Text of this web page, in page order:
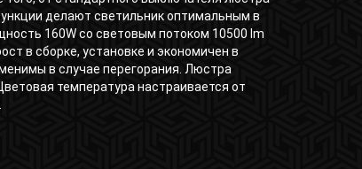
делают светильник оптимальным в
160W со световым потоком 10500 lm
в сборке, установке и экономичен в
в случае перегорания. Люстра
температура настраивается от